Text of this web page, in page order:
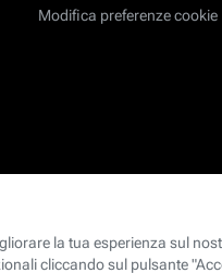
Modifica preferenze cookie